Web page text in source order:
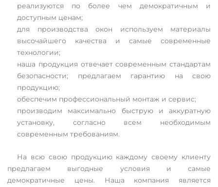
реализуются по более чем демократичным и
доступным ценам;
для производства окон используем материалы
высочайшего качества и самые современные
технологии;
наша продукция отвечает современным стандартам
безопасности; предлагаем гарантию на свою
продукцию;
обеспечим профессиональный монтаж и сервис;
производим максимально быструю и аккуратную
установку, согласно всем необходимым
современным требованиям.
На всю свою продукцию каждому своему клиенту
предлагаем выгодные условия и самые
демократичные цены. Наша компания является